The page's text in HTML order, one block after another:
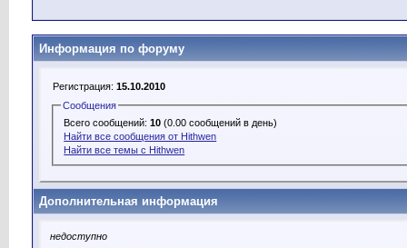
Информация по форуму
Регистрация: 15.10.2010
Сообщения
Всего сообщений:10 (0.00 сообщений в день)
Найти все сообщения от Hithwen
Найти все темы с Hithwen
Дополнительная информация
недоступно